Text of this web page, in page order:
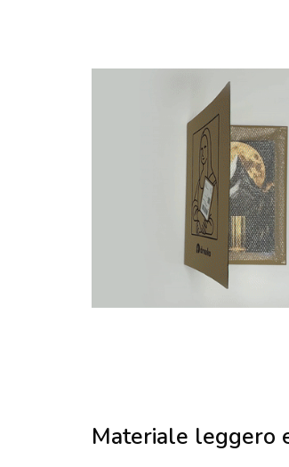
Materiale leggero